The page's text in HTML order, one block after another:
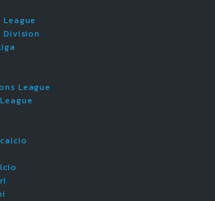
Division
League